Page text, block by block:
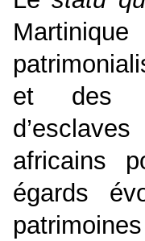
et des
africains
égards